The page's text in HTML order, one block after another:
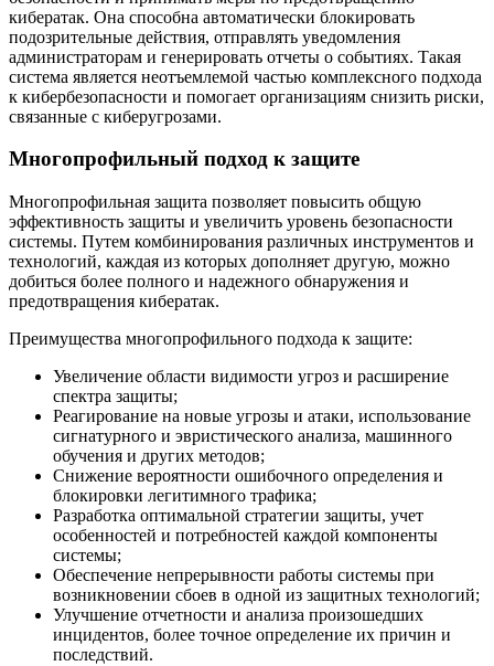
кибератак. Она способна автоматически блокировать
подозрительные действия, отправлять уведомления
администраторам и генерировать отчеты о событиях. Такая
система является неотъемлемой частью комплексного подхода
к кибербезопасности и помогает организациям снизить риски,
связанные с киберугрозами.
Многопрофильный подход к защите
Многопрофильная защита позволяет повысить общую
эффективность защиты и увеличить уровень безопасности
системы. Путем комбинирования различных инструментов и
технологий, каждая из которых дополняет другую, можно
добиться более полного и надежного обнаружения и
предотвращения кибератак.
Преимущества многопрофильного подхода к защите:
Увеличение области видимости угроз и расширение
спектра защиты;
Реагирование на новые угрозы и атаки, использование
сигнатурного и эвристического анализа, машинного
обучения и других методов;
Снижение вероятности ошибочного определения и
блокировки легитимного трафика;
Разработка оптимальной стратегии защиты, учет
особенностей и потребностей каждой компоненты
системы;
Обеспечение непрерывности работы системы при
возникновении сбоев в одной из защитных технологий;
Улучшение отчетности и анализа произошедших
инцидентов, более точное определение их причин и
последствий.